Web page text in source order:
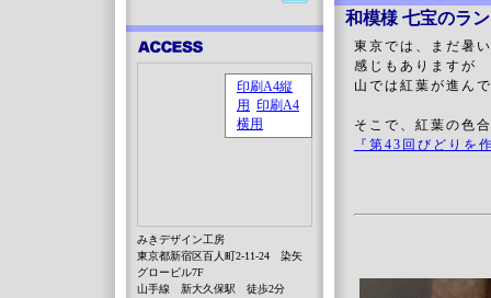
和模様 七宝のラ
東京では、まだ暑
感じもありますが
山では紅葉が進ん
そこで、紅葉の色
『第43回びどりを
みきデザイン工房
東京都新宿区百人町2-11-24 染矢
グロービル7F
山手線 新大久保駅 徒歩2分